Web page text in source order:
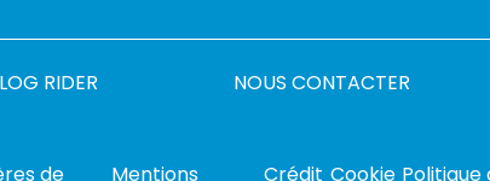
RIDER NOUS CONTACTER
de Mentions Crédit Cookie Politique